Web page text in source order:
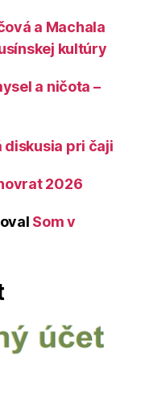
a Machala
kultúry
a ničota –
diskusia pri čaji
2026
Som v